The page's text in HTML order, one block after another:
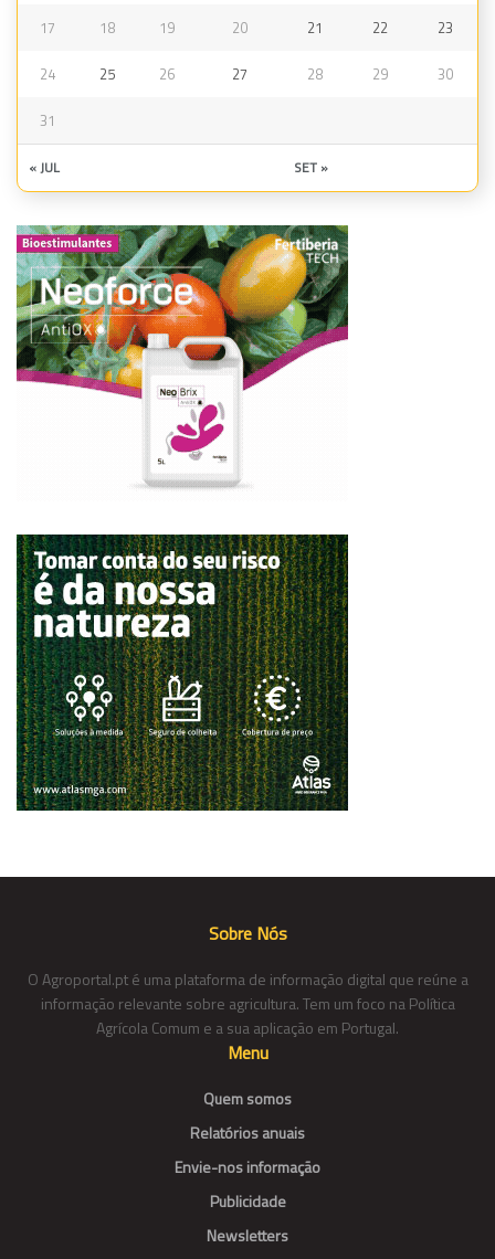
17 18 19 20 21 22 23
24 25 26 27 28 29 30
31
« JUL SET »
Sobre Nós
O Agroportal.pt é uma plataforma de informação digital que reúne a
informação relevante sobre agricultura. Tem um foco na Política
Agrícola Comum e a sua aplicação em Portugal.
Menu
Quem somos
Relatórios anuais
Envie-nos informação
Publicidade
Newsletters